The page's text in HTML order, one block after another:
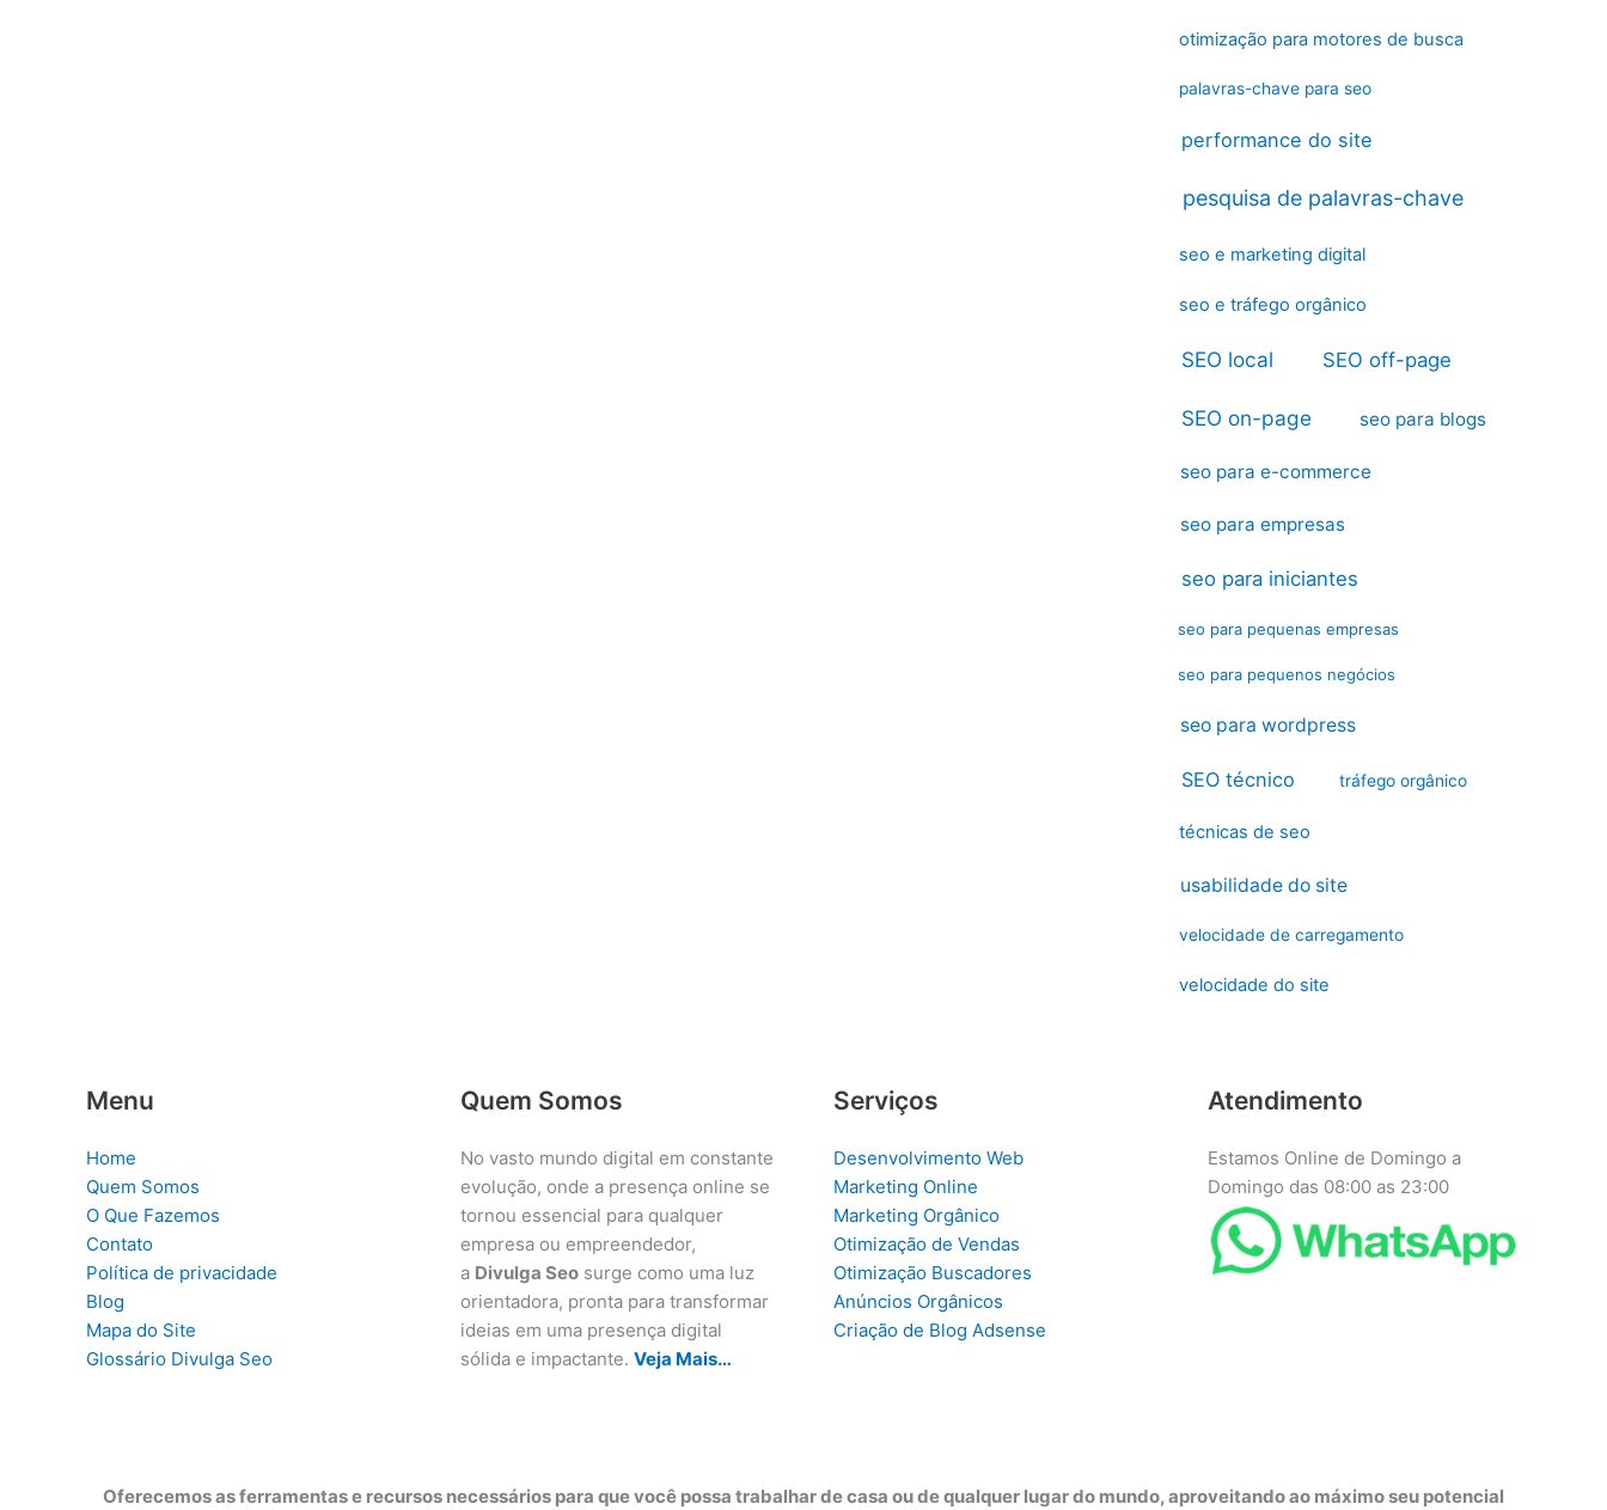
otimização para motores de busca
palavras-chave para seo
performance do site
pesquisa de palavras-chave
seo e marketing digital
seo e tráfego orgânico
SEO local SEO off-page
SEO on-page seo para blogs
seo para e-commerce
seo para empresas
seo para iniciantes
seo para pequenas empresas
seo para pequenos negócios
seo para wordpress
SEO técnico tráfego orgânico
técnicas de seo
usabilidade do site
velocidade de carregamento
velocidade do site
Menu
Home
Quem Somos
O Que Fazemos
Contato
Política de privacidade
Blog
Mapa do Site
Glossário Divulga Seo
Quem Somos
No vasto mundo digital em constante
evolução, onde a presença online se
tornou essencial para qualquer
empresa ou empreendedor,
a Divulga Seosurge como uma luz
orientadora, pronta para transformar
ideias em uma presença digital
sólida e impactante. Veja Mais…
Serviços
Desenvolvimento Web
Marketing Online
Marketing Orgânico
Otimização de Vendas
Otimização Buscadores
Anúncios Orgânicos
Criação de Blog Adsense
Atendimento
Estamos Online de Domingo a
Domingo das 08:00 as 23:00
Oferecemos as ferramentas e recursos necessários para que você possa trabalhar de casa ou de qualquer lugar do mundo, aproveitando ao máximo seu potencial